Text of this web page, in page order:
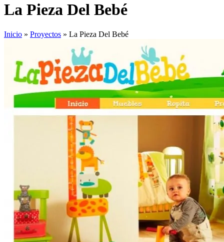
La Pieza Del Bebé
Inicio » Proyectos » La Pieza Del Bebé